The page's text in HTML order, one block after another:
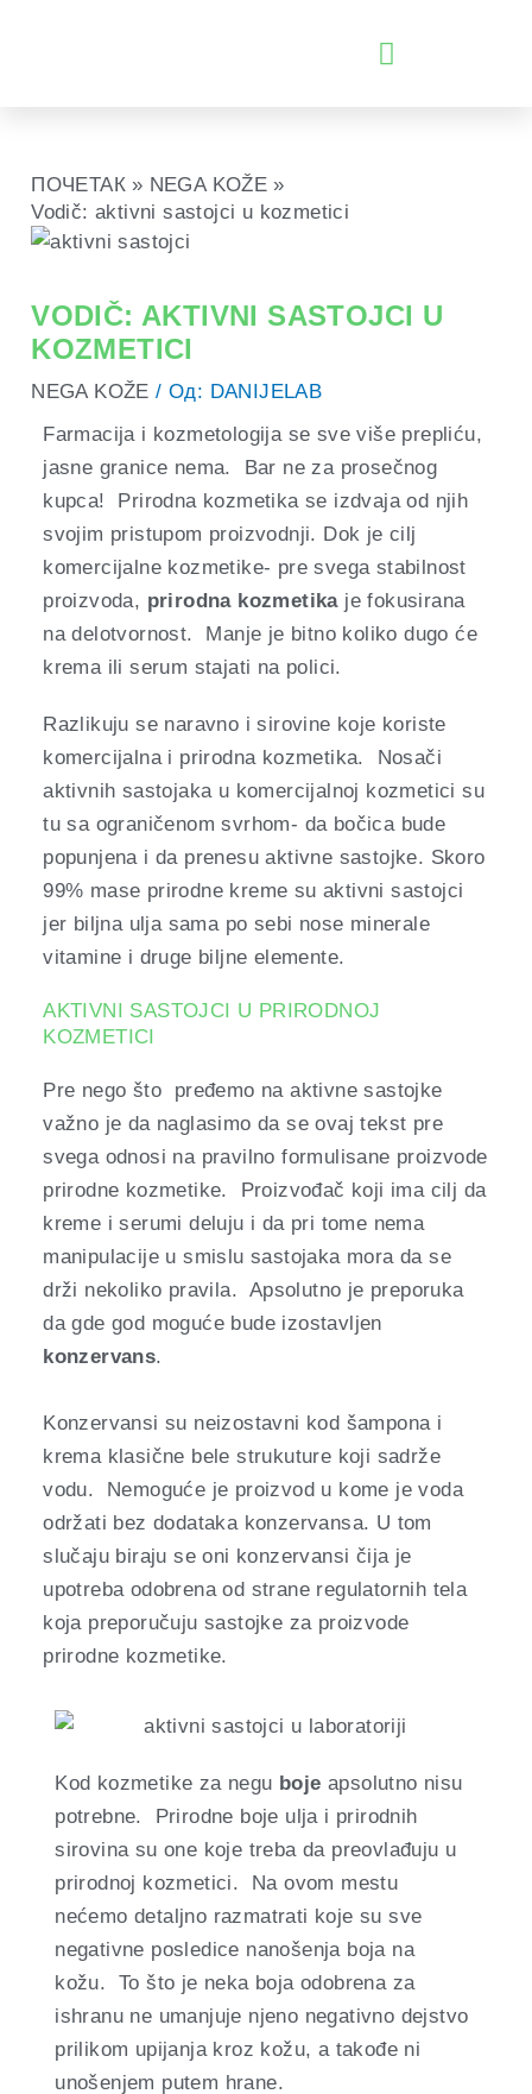
ПОЧЕТАК
NEGA KOŽE
Vodič: aktivni sastojci u kozmetici
VODIČ: AKTIVNI SASTOJCI U
KOZMETICI
NEGA KOŽE / Од: DANIJELAB
Farmacija i kozmetologija se sve više prepliću,
jasne granice nema. Bar ne za prosečnog
kupca! Prirodna kozmetika se izdvaja od njih
svojim pristupom proizvodnji. Dok je cilj
komercijalne kozmetike- pre svega stabilnost
proizvoda, prirodna kozmetikaje fokusirana
na delotvornost. Manje je bitno koliko dugo će
krema ili serum stajati na polici.
Razlikuju se naravno i sirovine koje koriste
komercijalna i prirodna kozmetika. Nosači
aktivnih sastojaka u komercijalnoj kozmetici su
tu sa ograničenom svrhom- da bočica bude
popunjena i da prenesu aktivne sastojke. Skoro
99% mase prirodne kreme su aktivni sastojci
jer biljna ulja sama po sebi nose minerale
vitamine i druge biljne elemente.
AKTIVNI SASTOJCI U PRIRODNOJ
KOZMETICI
Pre nego što pređemo na aktivne sastojke
važno je da naglasimo da se ovaj tekst pre
svega odnosi na pravilno formulisane proizvode
prirodne kozmetike. Proizvođač koji ima cilj da
kreme i serumi deluju i da pri tome nema
manipulacije u smislu sastojaka mora da se
drži nekoliko pravila. Apsolutno je preporuka
da gde god moguće bude izostavljen
konzervans.
Konzervansi su neizostavni kod šampona i
krema klasične bele strukuture koji sadrže
vodu. Nemoguće je proizvod u kome je voda
održati bez dodataka konzervansa. U tom
slučaju biraju se oni konzervansi čija je
upotreba odobrena od strane regulatornih tela
koja preporučuju sastojke za proizvode
prirodne kozmetike.
Kod kozmetike za negu boje apsolutno nisu
potrebne. Prirodne boje ulja i prirodnih
sirovina su one koje treba da preovlađuju u
prirodnoj kozmetici. Na ovom mestu
nećemo detaljno razmatrati koje su sve
negativne posledice nanošenja boja na
kožu. To što je neka boja odobrena za
ishranu ne umanjuje njeno negativno dejstvo
prilikom upijanja kroz kožu, a takođe ni
unošenjem putem hrane.